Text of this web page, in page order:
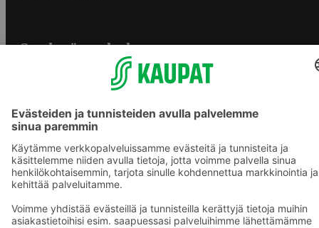
S-ryhmän palvelut
Yhteishyvä Ruoka -sovellus
S-ostoslista -sovellus
Prisma.fi
Sokos.fi
S-Pankki
Sokos Hotels